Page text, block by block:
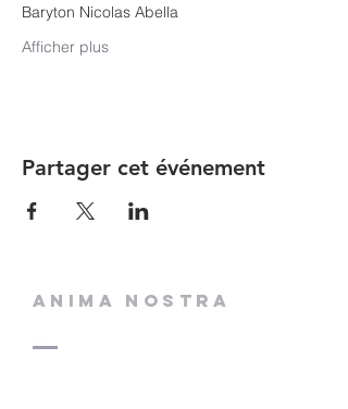
Baryton Nicolas Abella
Afficher plus
Partager cet événement
ANIMA NOSTRA